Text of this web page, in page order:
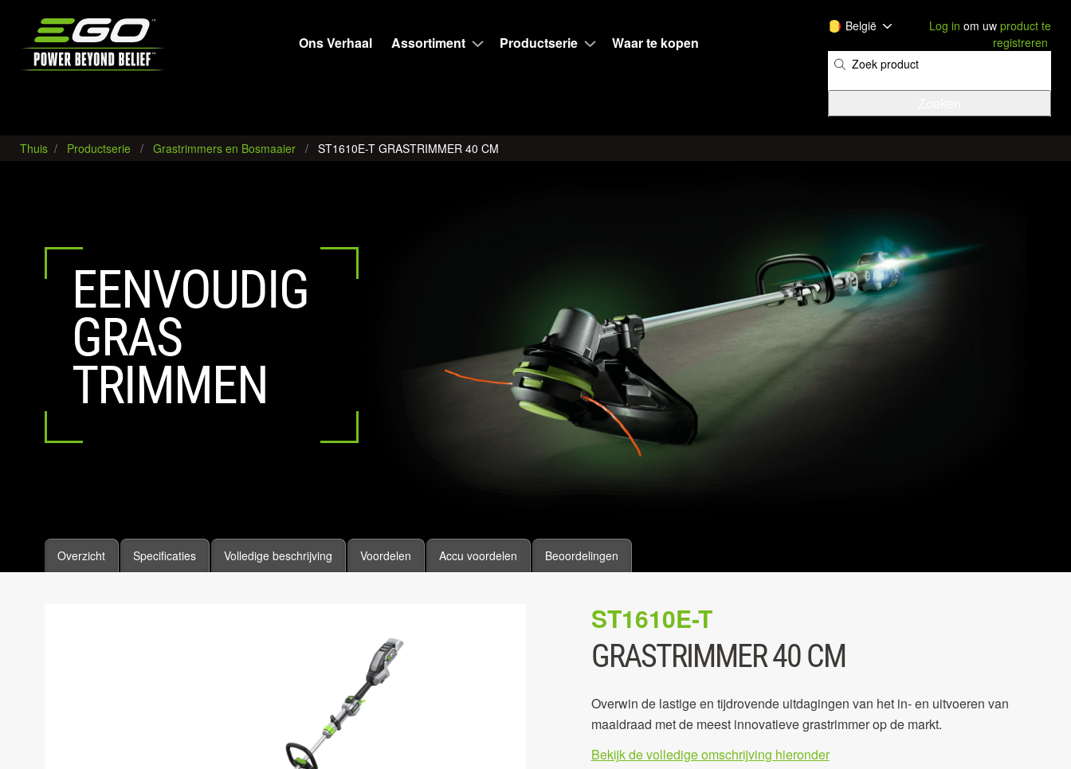
Ons Verhaal
Assortiment Productserie Waar te kopen
België Log in om uw product te
registreren
Thuis Productserie Grastrimmers en Bosmaaier ST1610E-T GRASTRIMMER 40 CM
EENVOUDIG
GRAS
TRIMMEN
Overzicht Specificaties Volledige beschrijving Voordelen Accu voordelen Beoordelingen
ST1610E-T
GRASTRIMMER 40 CM
Overwin de lastige en tijdrovende uitdagingen van het in- en uitvoeren van
maaidraad met de meest innovatieve grastrimmer op de markt.
Bekijk de volledige omschrijving hieronder